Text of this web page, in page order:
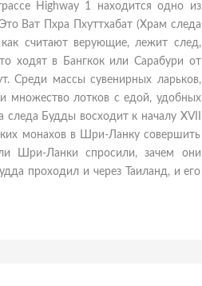
Highway 1 находится одно из
Ват Пхра Пхуттхабат (Храм следа
считают верующие, лежит след,
ходят в Бангкок или Сарабури от
Среди массы сувенирных ларьков,
множество лотков с едой, удобных
Будды восходит к началу XVII
монахов в Шри-Ланку совершить
Шри-Ланки спросили, зачем они
проходил и через Таиланд, и его